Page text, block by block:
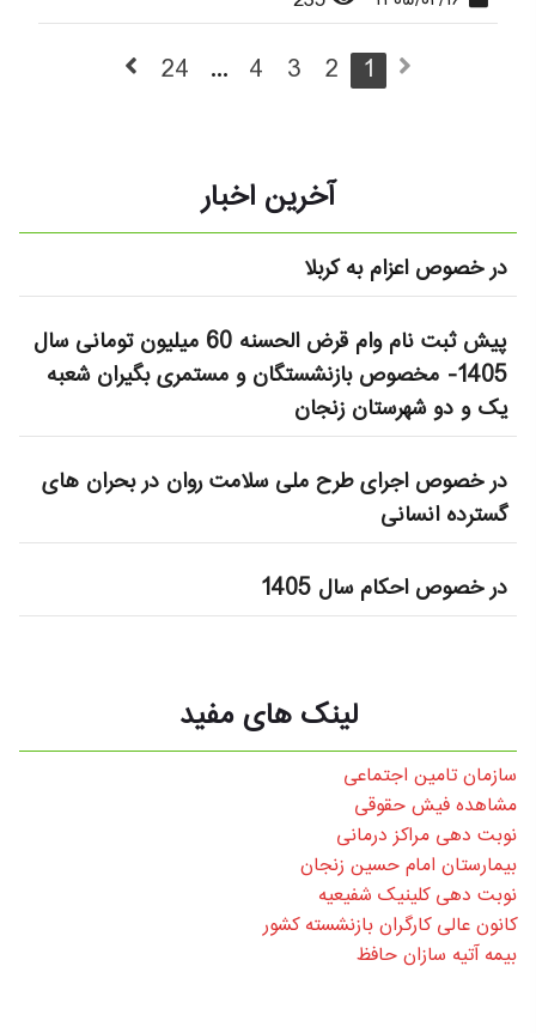
1
2
3
4
...
24
آخرین اخبار
در خصوص اعزام به کربلا
پیش ثبت نام وام قرض الحسنه 60 میلیون تومانی سال
1405- مخصوص بازنشستگان و مستمری بگیران شعبه
یک و دو شهرستان زنجان
در خصوص اجرای طرح ملی سلامت روان در بحران های
گسترده انسانی
در خصوص احکام سال 1405
لینک های مفید
سازمان تامین اجتماعی
مشاهده فیش حقوقی
نوبت دهی مراکز درمانی
بیمارستان امام حسین زنجان
نوبت دهی کلینیک شفیعیه
کانون عالی کارگران بازنشسته کشور
بیمه آتیه سازان حافظ